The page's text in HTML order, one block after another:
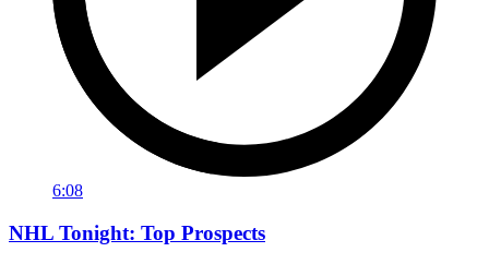
6:08
NHL Tonight: Top Prospects